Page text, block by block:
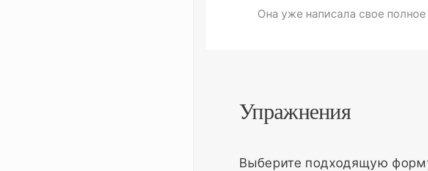
Она уже написала свое
Упражнения
Выберите подходящую